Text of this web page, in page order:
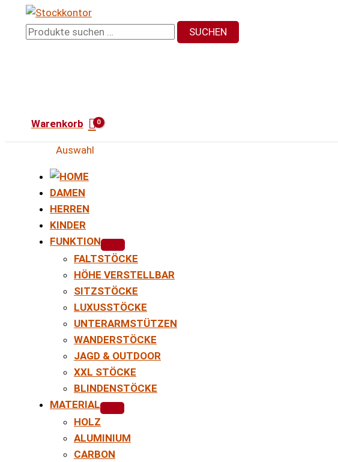
InhaltSuchen
SUCHEN
Warenkorb
Auswahl
DAMEN
HERREN
KINDER
FUNKTION
FALTSTÖCKE
HÖHE VERSTELLBAR
SITZSTÖCKE
LUXUSSTÖCKE
UNTERARMSTÜTZEN
WANDERSTÖCKE
JAGD & OUTDOOR
XXL STÖCKE
BLINDENSTÖCKE
MATERIAL
HOLZ
ALUMINIUM
CARBON